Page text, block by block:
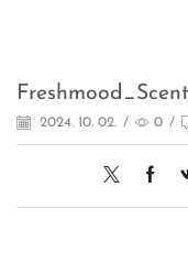
2024. 10. 02. / 0 /